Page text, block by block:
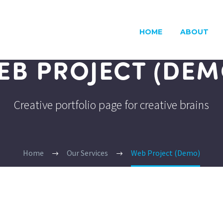
HOME ABOUT
PROJECT
Creative portfolio page for creative brains
Home Our Services Web Project (Demo)